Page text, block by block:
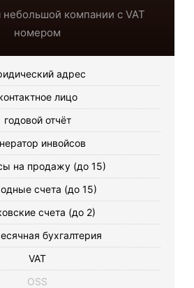
небольшой компании с VAT
номером
адрес
лицо
годовой отчёт
инвойсов
на продажу (до 15)
счета (до 15)
счета (до 2)
бухгалтерия
VAT
OSS